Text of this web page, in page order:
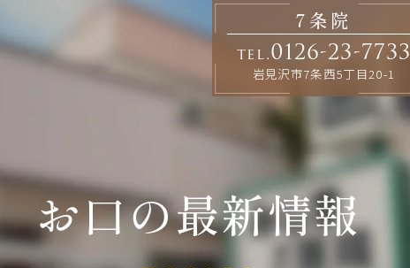
7条院
tel.0126-23-7733
岩見沢市7条西5丁目20-1
お口の最新情報